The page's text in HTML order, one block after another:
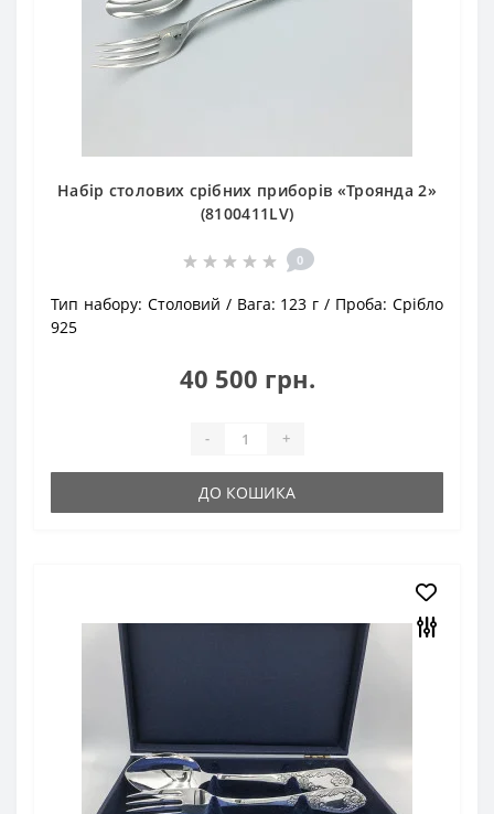
Набір столових срібних приборів «Троянда 2»
(8100411LV)
0
Тип набору: Столовий Вага: 123 г Проба: Срібло
925
40 500 грн.
- +
ДО КОШИКА